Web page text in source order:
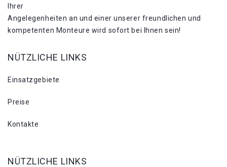
Ihrer
Angelegenheiten an und einer unserer freundlichen und
kompetenten Monteure wird sofort bei Ihnen sein!
NÜTZLICHE LINKS
Einsatzgebiete
Preise
Kontakte
NÜTZLICHE LINKS